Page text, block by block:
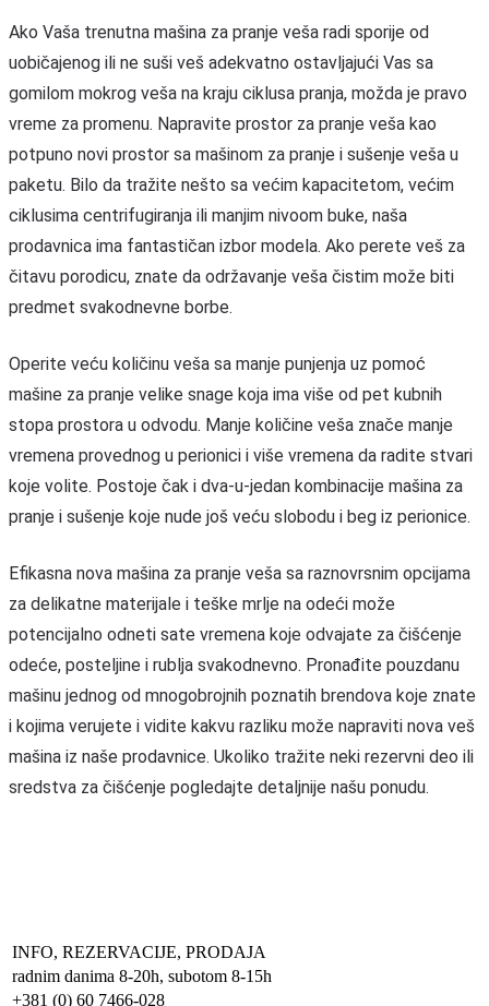
Ako Vaša trenutna mašina za pranje veša radi sporije od
uobičajenog ili ne suši veš adekvatno ostavljajući Vas sa
gomilom mokrog veša na kraju ciklusa pranja, možda je pravo
vreme za promenu. Napravite prostor za pranje veša kao
potpuno novi prostor sa mašinom za pranje i sušenje veša u
paketu. Bilo da tražite nešto sa većim kapacitetom, većim
ciklusima centrifugiranja ili manjim nivoom buke, naša
prodavnica ima fantastičan izbor modela. Ako perete veš za
čitavu porodicu, znate da održavanje veša čistim može biti
predmet svakodnevne borbe.
Operite veću količinu veša sa manje punjenja uz pomoć
mašine za pranje velike snage koja ima više od pet kubnih
stopa prostora u odvodu. Manje količine veša znače manje
vremena provednog u perionici i više vremena da radite stvari
koje volite. Postoje čak i dva-u-jedan kombinacije mašina za
pranje i sušenje koje nude još veću slobodu i beg iz perionice.
Efikasna nova mašina za pranje veša sa raznovrsnim opcijama
za delikatne materijale i teške mrlje na odeći može
potencijalno odneti sate vremena koje odvajate za čišćenje
odeće, posteljine i rublja svakodnevno. Pronađite pouzdanu
mašinu jednog od mnogobrojnih poznatih brendova koje znate
i kojima verujete i vidite kakvu razliku može napraviti nova veš
mašina iz naše prodavnice. Ukoliko tražite neki rezervni deo ili
sredstva za čišćenje pogledajte detaljnije našu ponudu.
INFO, REZERVACIJE, PRODAJA
radnim danima 8-20h, subotom 8-15h
+381 (0) 60 7466-028